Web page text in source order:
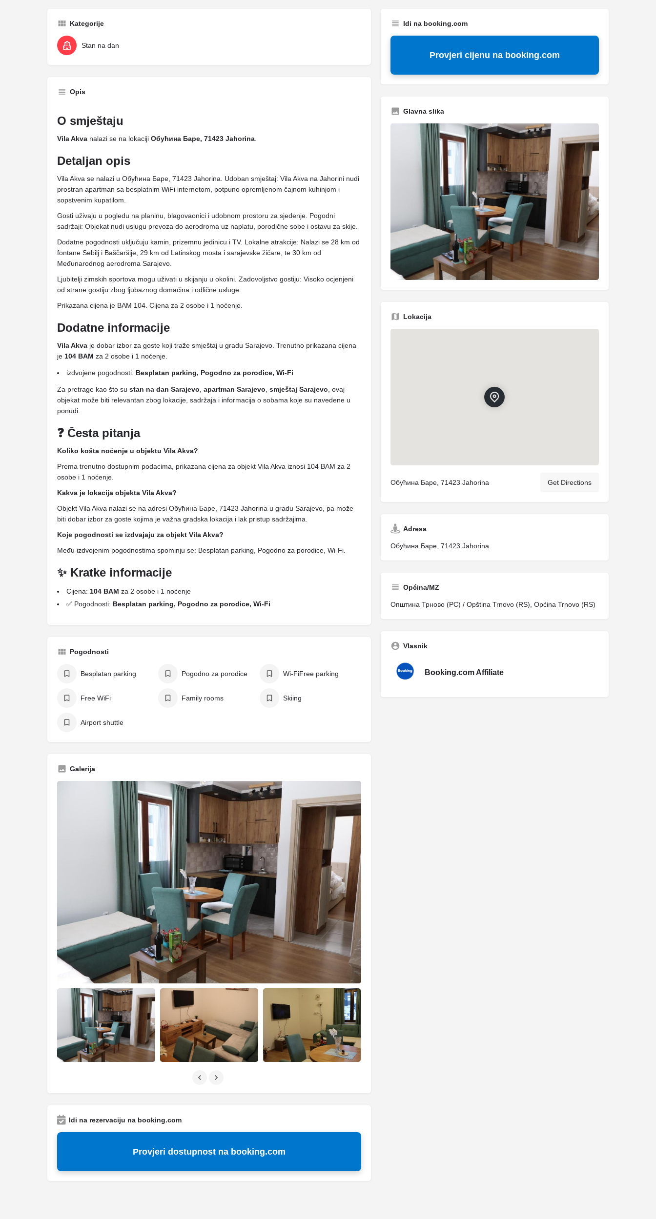
Kategorije
Stan na dan
Opis
O smještaju
Vila Akva nalazi se na lokaciji Обућина Баре, 71423 Jahorina
Detaljan opis
Vila Akva se nalazi u Обућина Баре, 71423 Jahorina. Udoban smještaj: Vila Akva na Jahorini nudi
prostran apartman sa besplatnim WiFi internetom, potpuno opremljenom čajnom kuhinjom i
sopstvenim kupatilom.
Gosti uživaju u pogledu na planinu, blagovaonici i udobnom prostoru za sjedenje. Pogodni
sadržaji: Objekat nudi uslugu prevoza do aerodroma uz naplatu, porodične sobe i ostavu za skije.
Dodatne pogodnosti uključuju kamin, prizemnu jedinicu i TV. Lokalne atrakcije: Nalazi se 28 km od
fontane Sebilj i Baščaršije, 29 km od Latinskog mosta i sarajevske žičare, te 30 km od
Međunarodnog aerodroma Sarajevo.
Ljubitelji zimskih sportova mogu uživati ​​u skijanju u okolini. Zadovoljstvo gostiju: Visoko ocjenjeni
od strane gostiju zbog ljubaznog domaćina i odlične usluge.
Prikazana cijena je BAM 104. Cijena za 2 osobe i 1 noćenje.
Dodatne informacije
Vila Akva je dobar izbor za goste koji traže smještaj u gradu Sarajevo. Trenutno prikazana cijena
je 104 BAM za 2 osobe i 1 noćenje.
izdvojene pogodnosti: Besplatan parking, Pogodno za porodice, Wi-Fi
Za pretrage kao što su stan na dan Sarajevo apartman Sarajevo smještaj Sarajevo , ovaj
objekat može biti relevantan zbog lokacije, sadržaja i informacija o sobama koje su navedene u
ponudi.
❓ Česta pitanja
Koliko košta noćenje u objektu Vila Akva?
Prema trenutno dostupnim podacima, prikazana cijena za objekt Vila Akva iznosi 104 BAM za 2
osobe i 1 noćenje.
Kakva je lokacija objekta Vila Akva?
Objekt Vila Akva nalazi se na adresi Обућина Баре, 71423 Jahorina u gradu Sarajevo, pa može
biti dobar izbor za goste kojima je važna gradska lokacija i lak pristup sadržajima.
Koje pogodnosti se izdvajaju za objekt Vila Akva?
Među izdvojenim pogodnostima spominju se: Besplatan parking, Pogodno za porodice, Wi-Fi.
✨ Kratke informacije
Cijena: 104 BAM za 2 osobe i 1 noćenje
✅ Pogodnosti: Besplatan parking, Pogodno za porodice, Wi-Fi
Pogodnosti
Besplatan parking Pogodno za porodice Wi-FiFree parking
Free WiFi Family rooms Skiing
Airport shuttle
Galerija
Idi na rezervaciju na booking.com
Provjeri dostupnost na booking.com
Idi na booking.com
Provjeri cijenu na booking.com
Glavna slika
Lokacija
Обућина Баре, 71423 Jahorina Get Directions
Adresa
Обућина Баре, 71423 Jahorina
Općina/MZ
Општина Трново (РС) / Opština Trnovo (RS), Općina Trnovo (RS)
Vlasnik
Booking.com Affiliate